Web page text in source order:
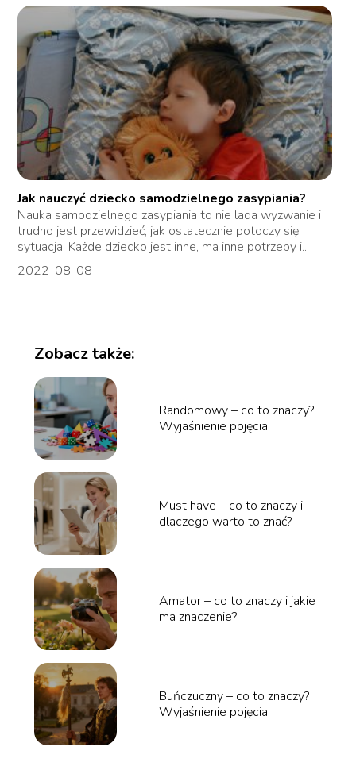
Jak nauczyć dziecko samodzielnego zasypiania?
Nauka samodzielnego zasypiania to nie lada wyzwanie i
trudno jest przewidzieć, jak ostatecznie potoczy się
sytuacja. Każde dziecko jest inne, ma inne potrzeby i...
2022-08-08
Zobacz także:
Randomowy – co to znaczy?
Wyjaśnienie pojęcia
Must have – co to znaczy i
dlaczego warto to znać?
Amator – co to znaczy i jakie
ma znaczenie?
Buńczuczny – co to znaczy?
Wyjaśnienie pojęcia